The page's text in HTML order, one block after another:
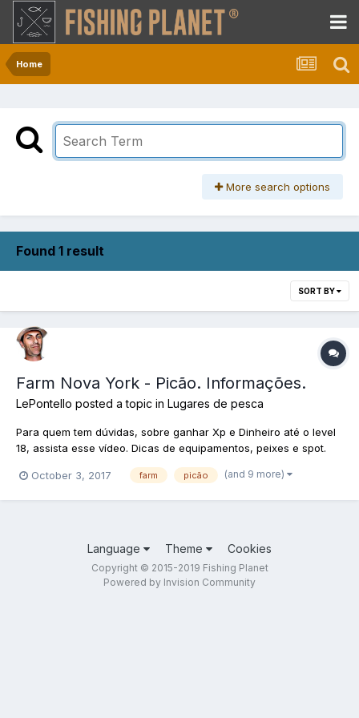
Home
More search options
Found 1 result
SORT BY
Farm Nova York - Picão. Informações.
LePontello posted a topic in Lugares de pesca
Para quem tem dúvidas, sobre ganhar Xp e Dinheiro até o level
18, assista esse vídeo. Dicas de equipamentos, peixes e spot.
October 3, 2017
farm picão (and 9 more)
Language Theme Cookies
Copyright © 2015-2019 Fishing Planet
Powered by Invision Community